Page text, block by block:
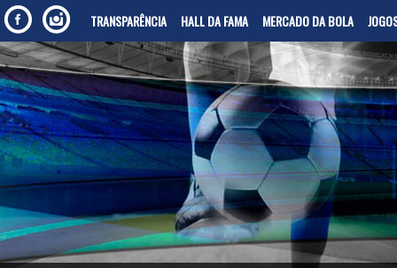
TRANSPARÊNCIA HALL DA FAMA MERCADO DA BOLA